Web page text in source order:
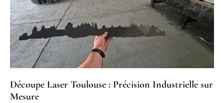
Découpe Laser Toulouse : Précision Industrielle sur
Mesure